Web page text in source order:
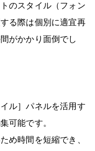
のスタイル（フォン
る際は個別に適宜再
がかかり面倒でし
ル］パネルを活用す
可能です。
め時間を短縮でき、